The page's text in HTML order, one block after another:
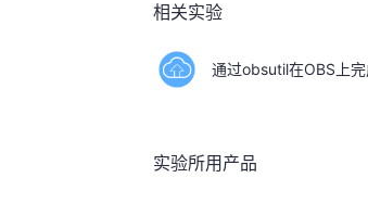
相关实验
实验所用产品